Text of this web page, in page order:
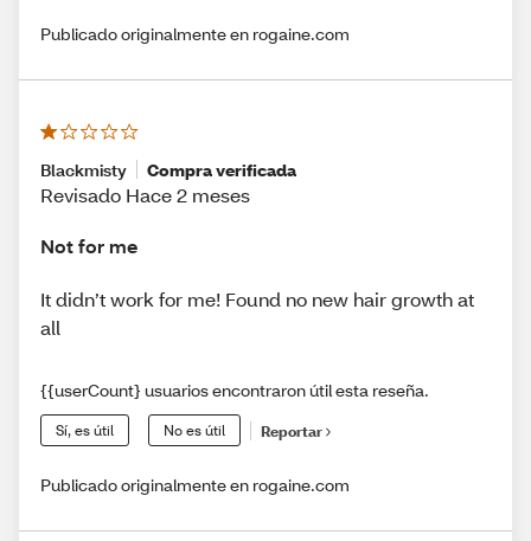
Publicado originalmente en rogaine.com
Blackmisty Compra verificada
Revisado Hace 2 meses
Not for me
It didn’t work for me! Found no new hair growth at
all
{{userCount} usuarios encontraron útil esta reseña.
Sí, es útil No es útil Reportar
Publicado originalmente en rogaine.com